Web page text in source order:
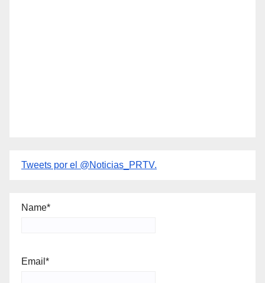
Tweets por el @Noticias_PRTV.
Name*
Email*